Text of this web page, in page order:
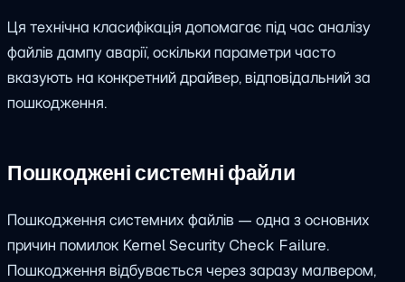
Ця технічна класифікація допомагає під час аналізу
файлів дампу аварії, оскільки параметри часто
вказують на конкретний драйвер, відповідальний за
пошкодження.
Пошкоджені системні файли
Пошкодження системних файлів — одна з основних
причин помилок Kernel Security Check Failure.
Пошкодження відбувається через заразу малвером,